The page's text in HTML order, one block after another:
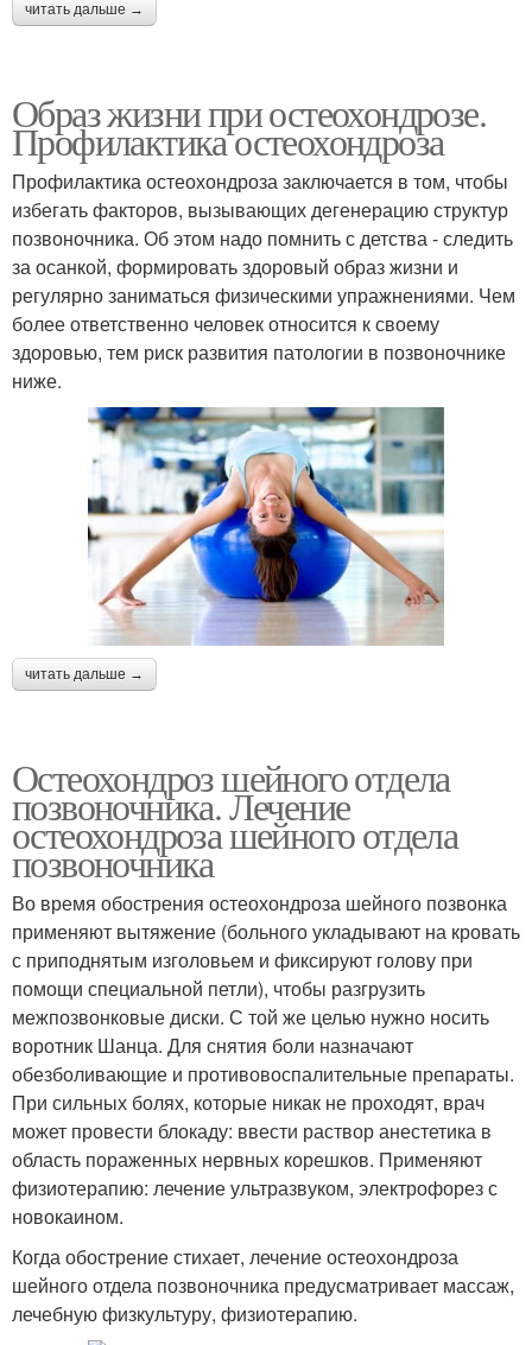
читать дальше →
Образ жизни при остеохондрозе.
Профилактика остеохондроза
Профилактика остеохондроза заключается в том, чтобы
избегать факторов, вызывающих дегенерацию структур
позвоночника. Об этом надо помнить с детства - следить
за осанкой, формировать здоровый образ жизни и
регулярно заниматься физическими упражнениями. Чем
более ответственно человек относится к своему
здоровью, тем риск развития патологии в позвоночнике
ниже.
читать дальше →
Остеохондроз шейного отдела
позвоночника. Лечение
остеохондроза шейного отдела
позвоночника
Во время обострения остеохондроза шейного позвонка
применяют вытяжение (больного укладывают на кровать
с приподнятым изголовьем и фиксируют голову при
помощи специальной петли), чтобы разгрузить
межпозвонковые диски. С той же целью нужно носить
воротник Шанца. Для снятия боли назначают
обезболивающие и противовоспалительные препараты.
При сильных болях, которые никак не проходят, врач
может провести блокаду: ввести раствор анестетика в
область пораженных нервных корешков. Применяют
физиотерапию: лечение ультразвуком, электрофорез с
новокаином.
Когда обострение стихает, лечение остеохондроза
шейного отдела позвоночника предусматривает массаж,
лечебную физкультуру, физиотерапию.